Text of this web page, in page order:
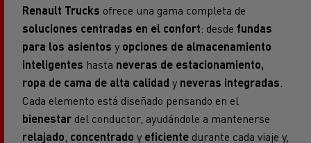
Renault Trucks ofrece una gama completa de
soluciones centradas en el confort: desde fundas
para los asientos y opciones de almacenamiento
inteligentes hasta neveras de estacionamiento,
ropa de cama de alta calidad y neveras integradas
Cada elemento está diseñado pensando en el
bienestar del conductor, ayudándole a mantenerse
relajado concentrado y eficiente durante cada viaje y,